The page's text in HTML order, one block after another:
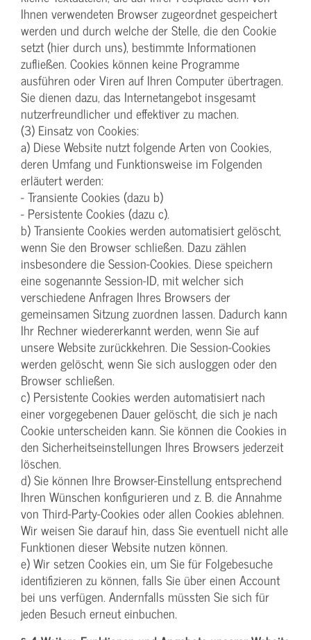
Ihnen verwendeten Browser zugeordnet gespeichert
werden und durch welche der Stelle, die den Cookie
setzt (hier durch uns), bestimmte Informationen
zufließen. Cookies können keine Programme
ausführen oder Viren auf Ihren Computer übertragen.
Sie dienen dazu, das Internetangebot insgesamt
nutzerfreundlicher und effektiver zu machen.
(3) Einsatz von Cookies:
a) Diese Website nutzt folgende Arten von Cookies,
deren Umfang und Funktionsweise im Folgenden
erläutert werden:
- Transiente Cookies (dazu b)
- Persistente Cookies (dazu c).
b) Transiente Cookies werden automatisiert gelöscht,
wenn Sie den Browser schließen. Dazu zählen
insbesondere die Session-Cookies. Diese speichern
eine sogenannte Session-ID, mit welcher sich
verschiedene Anfragen Ihres Browsers der
gemeinsamen Sitzung zuordnen lassen. Dadurch kann
Ihr Rechner wiedererkannt werden, wenn Sie auf
unsere Website zurückkehren. Die Session-Cookies
werden gelöscht, wenn Sie sich ausloggen oder den
Browser schließen.
c) Persistente Cookies werden automatisiert nach
einer vorgegebenen Dauer gelöscht, die sich je nach
Cookie unterscheiden kann. Sie können die Cookies in
den Sicherheitseinstellungen Ihres Browsers jederzeit
löschen.
d) Sie können Ihre Browser-Einstellung entsprechend
Ihren Wünschen konfigurieren und z. B. die Annahme
von Third-Party-Cookies oder allen Cookies ablehnen.
Wir weisen Sie darauf hin, dass Sie eventuell nicht alle
Funktionen dieser Website nutzen können.
e) Wir setzen Cookies ein, um Sie für Folgebesuche
identifizieren zu können, falls Sie über einen Account
bei uns verfügen. Andernfalls müssten Sie sich für
jeden Besuch erneut einbuchen.